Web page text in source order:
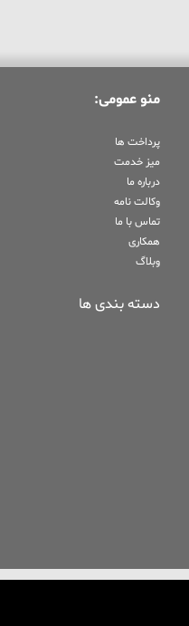
منو عمومی:
پرداخت ها
میز خدمت
درباره ما
وکالت نامه
تماس با ما
همکاری
وبلاگ
دسته بندی ها